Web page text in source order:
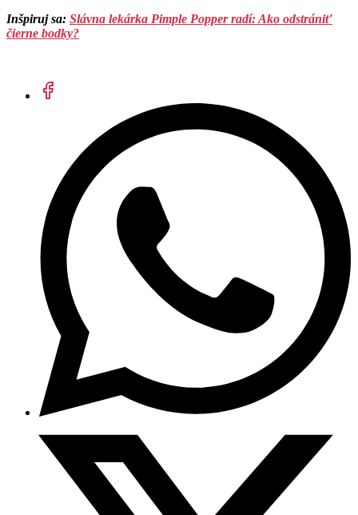
Inšpiruj sa: Slávna lekárka Pimple Popper radí: Ako odstrániť
čierne bodky?